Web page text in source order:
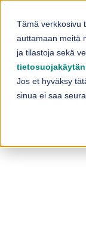
Tämä verkkosivu
auttamaan meitä
ja tilastoja sekä
Jos et hyväksy
sinua ei saa